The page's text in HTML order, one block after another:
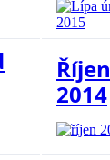
Říjen
2014